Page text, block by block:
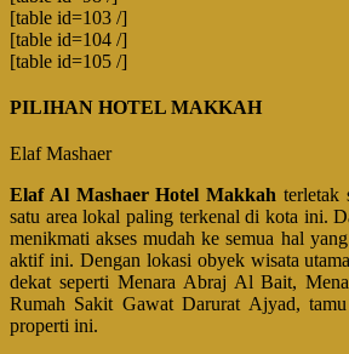
[table id=103 /]
[table id=104 /]
[table id=105 /]
PILIHAN HOTEL MAKKAH
Elaf Mashaer
Elaf Al Mashaer Hotel Makkah terletak
satu area lokal paling terkenal di kota ini.
menikmati akses mudah ke semua hal
aktif ini. Dengan lokasi obyek wisata
dekat seperti Menara Abraj Al Bait,
Rumah Sakit Gawat Darurat Ajyad,
properti ini.